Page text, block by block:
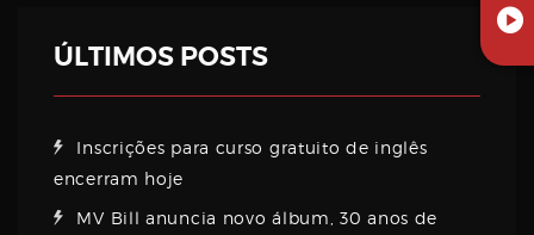
ÚLTIMOS POSTS
Inscrições para curso gratuito de inglês
encerram hoje
MV Bill anuncia novo álbum, 30 anos de